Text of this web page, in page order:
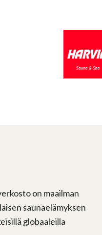
on maailman
saunaelämyksen
globaaleilla